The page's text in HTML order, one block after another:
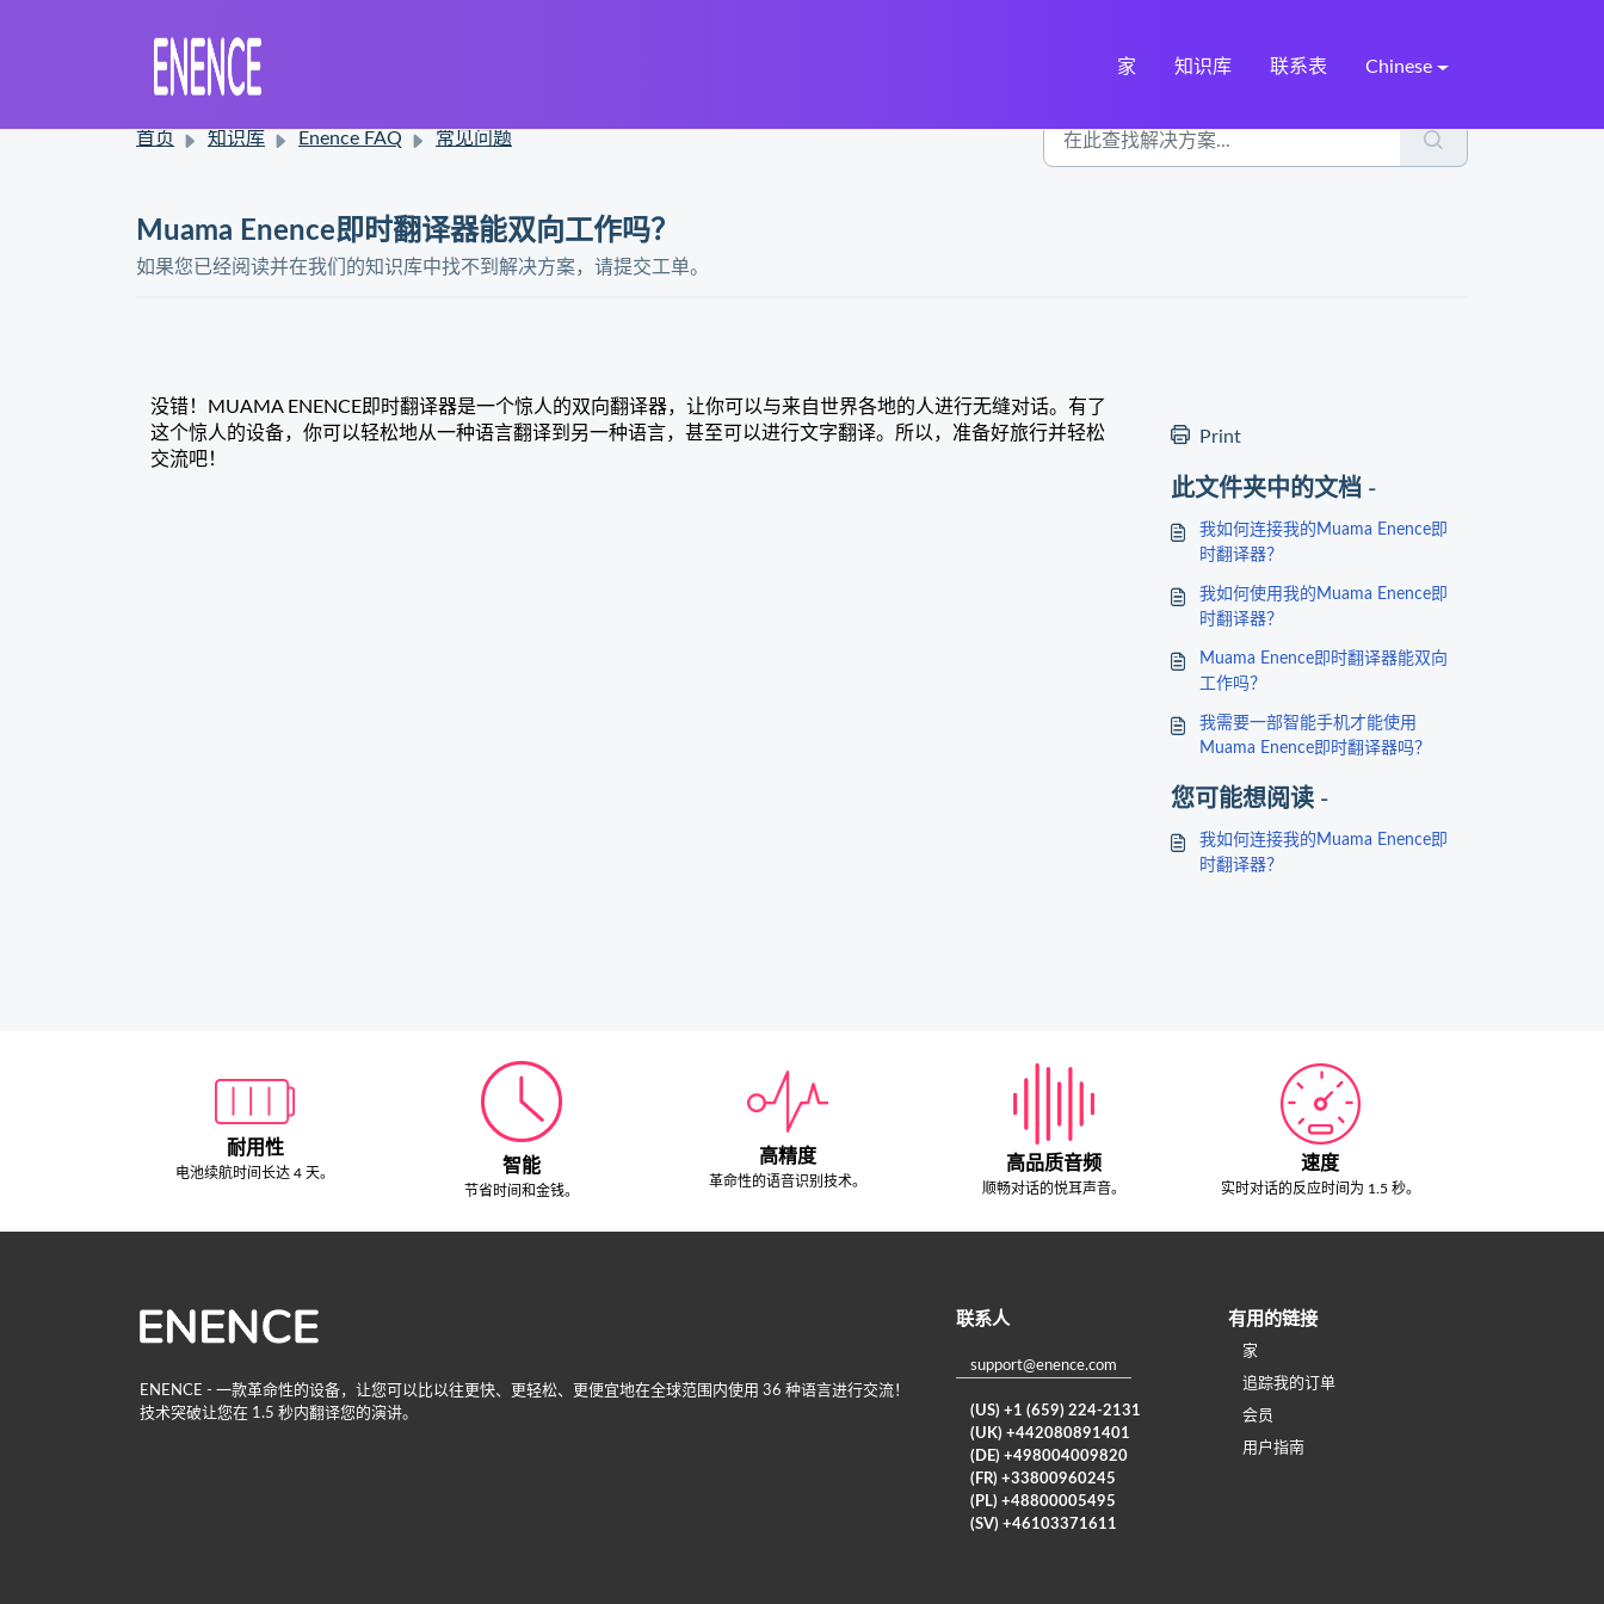
家 知识库 联系表 Chinese
首页 知识库 Enence FAQ 常见问题
Muama Enence即时翻译器能双向工作吗？
如果您已经阅读并在我们的知识库中找不到解决方案，请提交工单。
没错！MUAMA ENENCE即时翻译器是一个惊人的双向翻译器，让你可以与来自世界各地的人进行无缝对话。有了
这个惊人的设备，你可以轻松地从一种语言翻译到另一种语言，甚至可以进行文字翻译。所以，准备好旅行并轻松
交流吧！
Print
此文件夹中的文档 -
我如何连接我的Muama Enence即
时翻译器？
我如何使用我的Muama Enence即
时翻译器？
Muama Enence即时翻译器能双向
工作吗？
我需要一部智能手机才能使用
Muama Enence即时翻译器吗？
您可能想阅读 -
我如何连接我的Muama Enence即
时翻译器？
耐用性
电池续航时间长达 4 天。 智能
节省时间和金钱。
高精度
革命性的语音识别技术。
高品质音频
顺畅对话的悦耳声音。
速度
实时对话的反应时间为 1.5 秒。
ENENCE - 一款革命性的设备，让您可以比以往更快、更轻松、更便宜地在全球范围内使用 36 种语言进行交流！
技术突破让您在 1.5 秒内翻译您的演讲。
联系人
support@enence.com
(US) +1 (659) 224-2131
(UK) +442080891401
(DE) +498004009820
(FR) +33800960245
(PL) +48800005495
(SV) +46103371611
有用的链接
家
追踪我的订单
会员
用户指南